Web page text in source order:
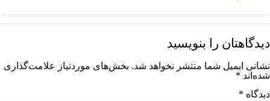
دیدگاهتان را بنویسید
نشانی ایمیل شما منتشر نخواهد شد. بخش‌های موردنیاز علامت‌گذاری
شده‌اند *
دیدگاه *